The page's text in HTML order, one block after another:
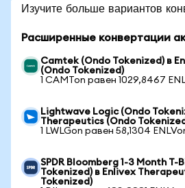
Изучите больше вариантов
Расширенные конвертации
Camtek (Ondo Tokenized) в
(Ondo Tokenized)
1 CAMTon равен 1029,8467
Lightwave Logic (Ondo
Therapeutics (Ondo
1 LWLGon равен 58,1304
SPDR Bloomberg 1-3 Month T-
Tokenized) в Enlivex
Tokenized)